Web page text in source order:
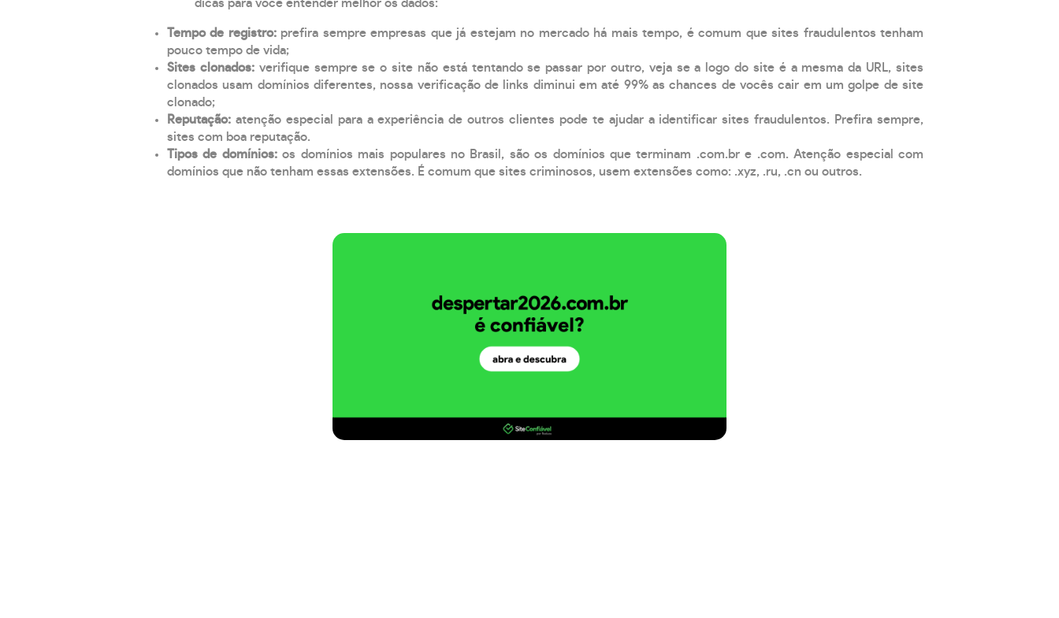
dicas para você entender melhor os dados:
Tempo de registro: prefira sempre empresas que já estejam no mercado há mais tempo, é comum que sites fraudulentos tenham
pouco tempo de vida;
Sites clonados: verifique sempre se o site não está tentando se passar por outro, veja se a logo do site é a mesma da URL, sites
clonados usam domínios diferentes, nossa verificação de links diminui em até 99% as chances de vocês cair em um golpe de site
clonado;
Reputação: atenção especial para a experiência de outros clientes pode te ajudar a identificar sites fraudulentos. Prefira sempre,
sites com boa reputação.
Tipos de domínios:os domínios mais populares no Brasil, são os domínios que terminam .com.br e .com. Atenção especial com
domínios que não tenham essas extensões. É comum que sites criminosos, usem extensões como: .xyz, .ru, .cn ou outros.